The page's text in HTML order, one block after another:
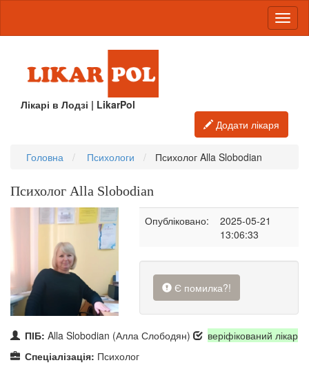
Лікарі в Лодзі | LikarPol
Додати лікаря
Головна Психологи Психолог Alla Slobodian
Психолог Alla Slobodian
Опубліковано:
2025-05-21
13:06:33
Є помилка?!
ПІБ: Alla Slobodian (Алла Слободян)
веріфікований лікар
Спеціалізація: Психолог